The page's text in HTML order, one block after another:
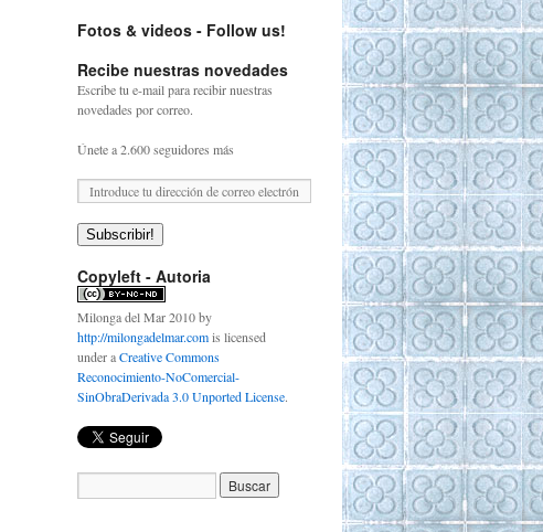
Fotos & videos - Follow us!
Recibe nuestras novedades
Escribe tu e-mail para recibir nuestras
novedades por correo.
Únete a 2.600 seguidores más
Subscribir!
Copyleft - Autoria
Milonga del Mar 2010by
http://milongadelmar.comis licensed
under aCreative Commons
Reconocimiento-NoComercial-
SinObraDerivada 3.0 Unported License.